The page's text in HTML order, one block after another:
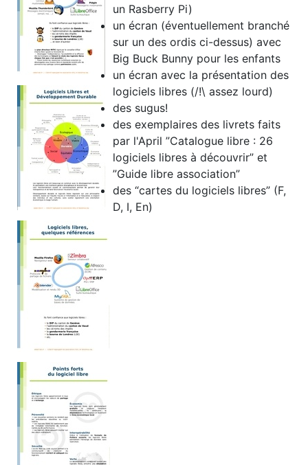
un Rasberry Pi)
un écran (éventuellement branché
sur un des ordis ci-dessus) avec
Big Buck Bunny pour les enfants
un écran avec la présentation des
logiciels libres (/!\ assez lourd)
des sugus!
des exemplaires des livrets faits
par l'April ”Catalogue libre : 26
logiciels libres à découvrir” et
”Guide libre association”
des “cartes du logiciels libres” (F,
D, I, En)